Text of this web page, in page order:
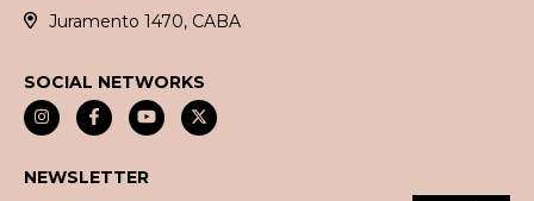
Juramento 1470, CABA
SOCIAL NETWORKS
NEWSLETTER